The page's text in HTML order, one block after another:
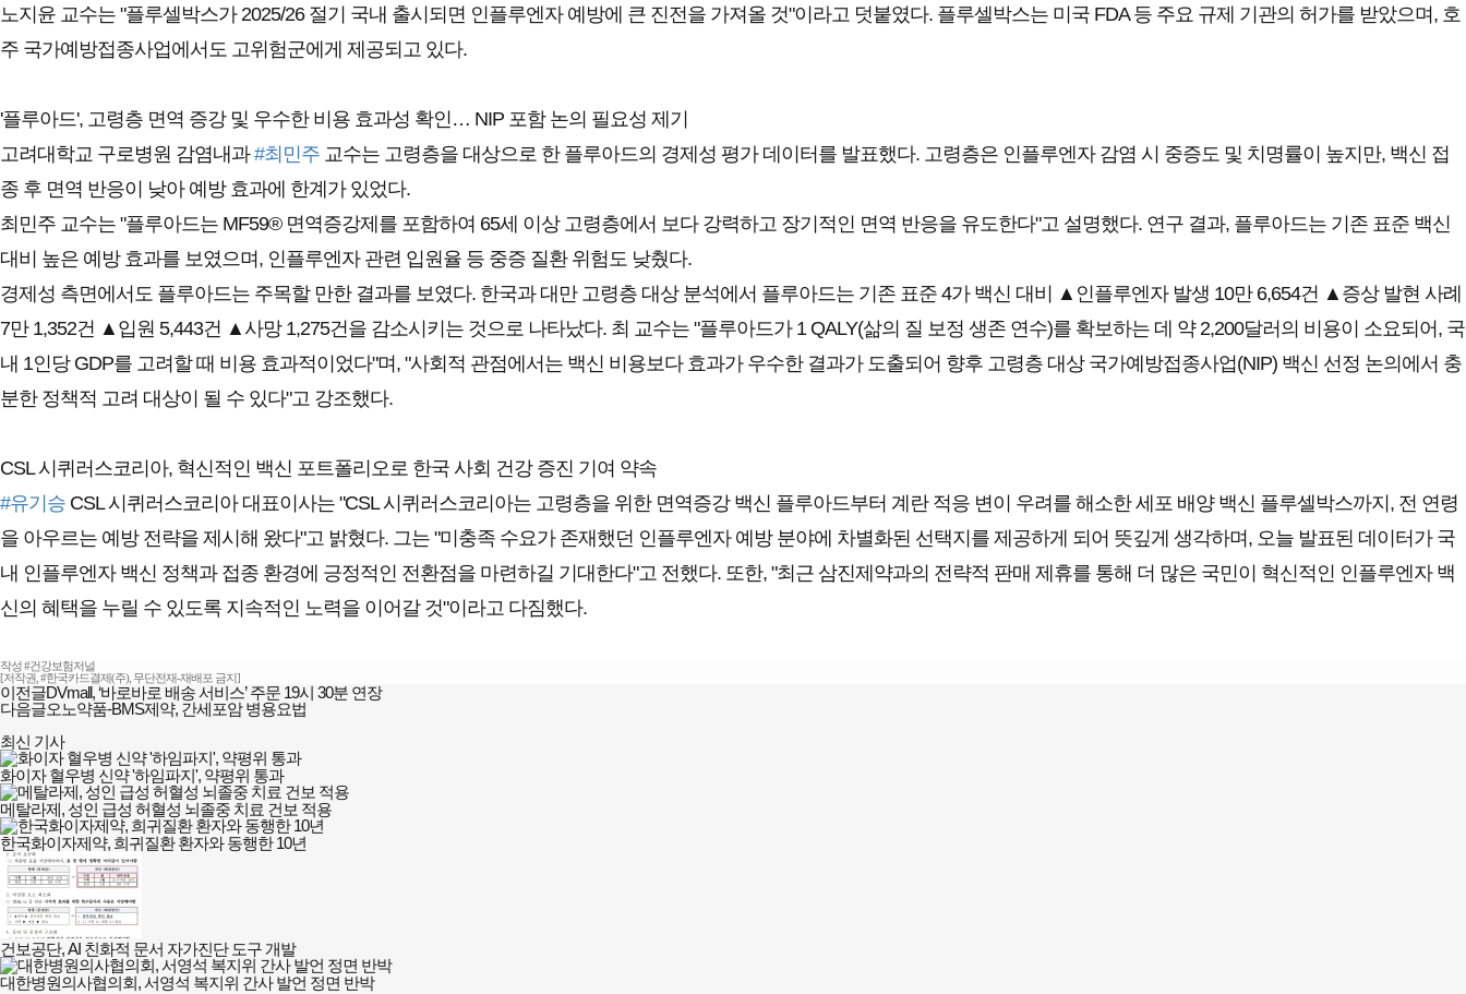
노지윤 교수는 "플루셀박스가 2025/26 절기 국내 출시되면 인플루엔자 예방에 큰 진전을 가져올 것"이라고 덧붙였다. 플루셀박스는 미국 FDA 등 주요 규제 기관의 허가를 받았으며, 호
주 국가예방접종사업에서도 고위험군에게 제공되고 있다.
'플루아드', 고령층 면역 증강 및 우수한 비용 효과성 확인… NIP 포함 논의 필요성 제기
고려대학교 구로병원 감염내과#최민주 교수는 고령층을 대상으로 한 플루아드의 경제성 평가 데이터를 발표했다. 고령층은 인플루엔자 감염 시 중증도 및 치명률이 높지만, 백신 접
종 후 면역 반응이 낮아 예방 효과에 한계가 있었다.
최민주 교수는 "플루아드는 MF59® 면역증강제를 포함하여 65세 이상 고령층에서 보다 강력하고 장기적인 면역 반응을 유도한다"고 설명했다. 연구 결과, 플루아드는 기존 표준 백신
대비 높은 예방 효과를 보였으며, 인플루엔자 관련 입원율 등 중증 질환 위험도 낮췄다.
경제성 측면에서도 플루아드는 주목할 만한 결과를 보였다. 한국과 대만 고령층 대상 분석에서 플루아드는 기존 표준 4가 백신 대비 ▲인플루엔자 발생 10만 6,654건 ▲증상 발현 사례
7만 1,352건 ▲입원 5,443건 ▲사망 1,275건을 감소시키는 것으로 나타났다. 최 교수는 "플루아드가 1 QALY(삶의 질 보정 생존 연수)를 확보하는 데 약 2,200달러의 비용이 소요되어, 국
내 1인당 GDP를 고려할 때 비용 효과적이었다"며, "사회적 관점에서는 백신 비용보다 효과가 우수한 결과가 도출되어 향후 고령층 대상 국가예방접종사업(NIP) 백신 선정 논의에서 충
분한 정책적 고려 대상이 될 수 있다"고 강조했다.
CSL 시퀴러스코리아, 혁신적인 백신 포트폴리오로 한국 사회 건강 증진 기여 약속
#유기승 CSL 시퀴러스코리아 대표이사는 "CSL 시퀴러스코리아는 고령층을 위한 면역증강 백신 플루아드부터 계란 적응 변이 우려를 해소한 세포 배양 백신 플루셀박스까지, 전 연령
을 아우르는 예방 전략을 제시해 왔다"고 밝혔다. 그는 "미충족 수요가 존재했던 인플루엔자 예방 분야에 차별화된 선택지를 제공하게 되어 뜻깊게 생각하며, 오늘 발표된 데이터가 국
내 인플루엔자 백신 정책과 접종 환경에 긍정적인 전환점을 마련하길 기대한다"고 전했다. 또한, "최근 삼진제약과의 전략적 판매 제휴를 통해 더 많은 국민이 혁신적인 인플루엔자 백
신의 혜택을 누릴 수 있도록 지속적인 노력을 이어갈 것"이라고 다짐했다.
작성 #건강보험저널
[저작권, #한국카드결제(주), 무단전재-재배포 금지]
이전글DVmall, ‘바로바로 배송 서비스’ 주문 19시 30분 연장
다음글오노약품-BMS제약, 간세포암 병용요법
최신 기사
화이자 혈우병 신약 '하임파지', 약평위 통과
메탈라제, 성인 급성 허혈성 뇌졸중 치료 건보 적용
한국화이자제약, 희귀질환 환자와 동행한 10년
건보공단, AI 친화적 문서 자가진단 도구 개발
대한병원의사협의회, 서영석 복지위 간사 발언 정면 반박